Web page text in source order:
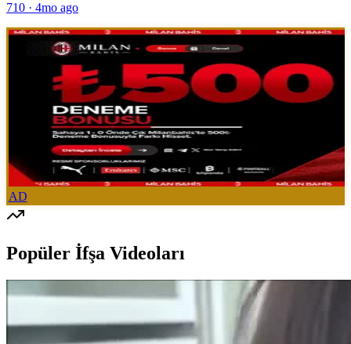
710 · 4mo ago
AD
Popüler İfşa Videoları